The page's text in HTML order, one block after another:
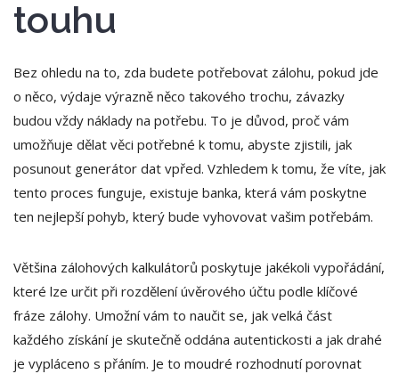
touhu
Bez ohledu na to, zda budete potřebovat zálohu, pokud jde
o něco, výdaje výrazně něco takového trochu, závazky
budou vždy náklady na potřebu. To je důvod, proč vám
umožňuje dělat věci potřebné k tomu, abyste zjistili, jak
posunout generátor dat vpřed. Vzhledem k tomu, že víte, jak
tento proces funguje, existuje banka, která vám poskytne
ten nejlepší pohyb, který bude vyhovovat vašim potřebám.
Většina zálohových kalkulátorů poskytuje jakékoli vypořádání,
které lze určit při rozdělení úvěrového účtu podle klíčové
fráze zálohy. Umožní vám to naučit se, jak velká část
každého získání je skutečně oddána autentickosti a jak drahé
je vypláceno s přáním. Je to moudré rozhodnutí porovnat